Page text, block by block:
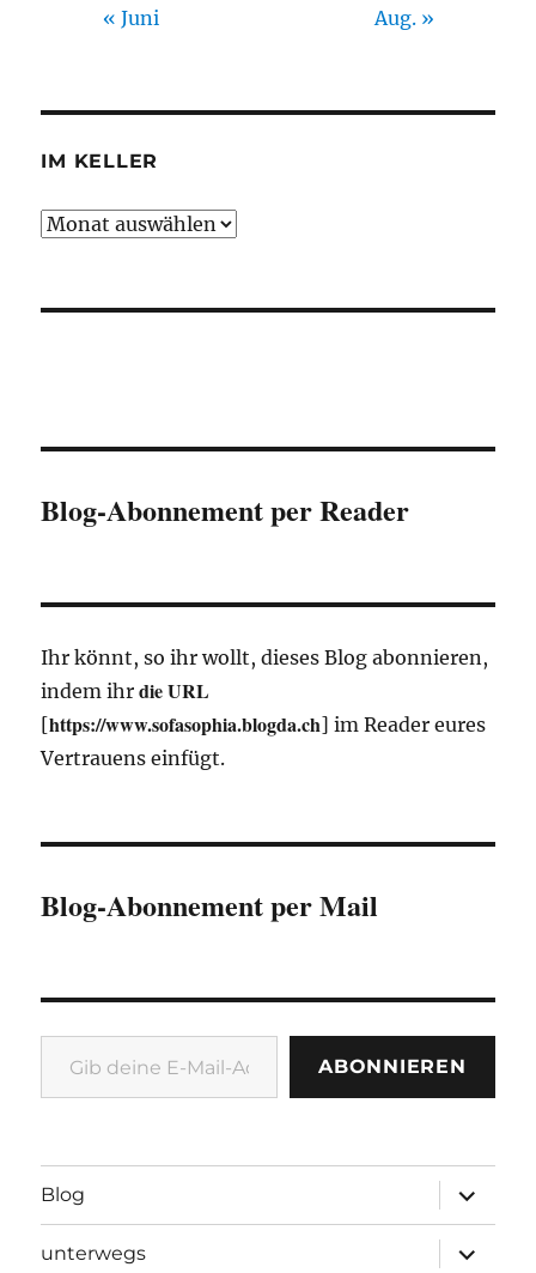
« Juni Aug. »
IM KELLER
Im
Blog-Abonnement per Reader
Ihr könnt, so ihr wollt, dieses Blog abonnieren,
indem ihrdie URL
[https://www.sofasophia.blogda.ch] im Reader eures
Vertrauens einfügt.
Blog-Abonnement per Mail
Gib deine E-Mail-Adresse ein ...
ABONNIEREN
Blog
öffnen
unterwegs
öffnen